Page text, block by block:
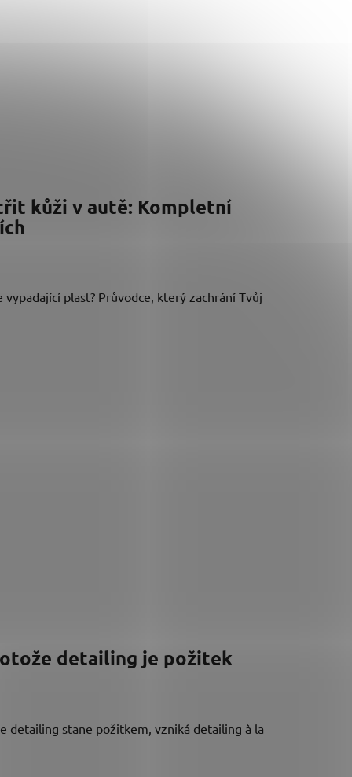
kůži v autě: Kompletní
plast? Průvodce, který zachrání Tvůj
detailing je požitek
detailing stane požitkem, vzniká detailing à la